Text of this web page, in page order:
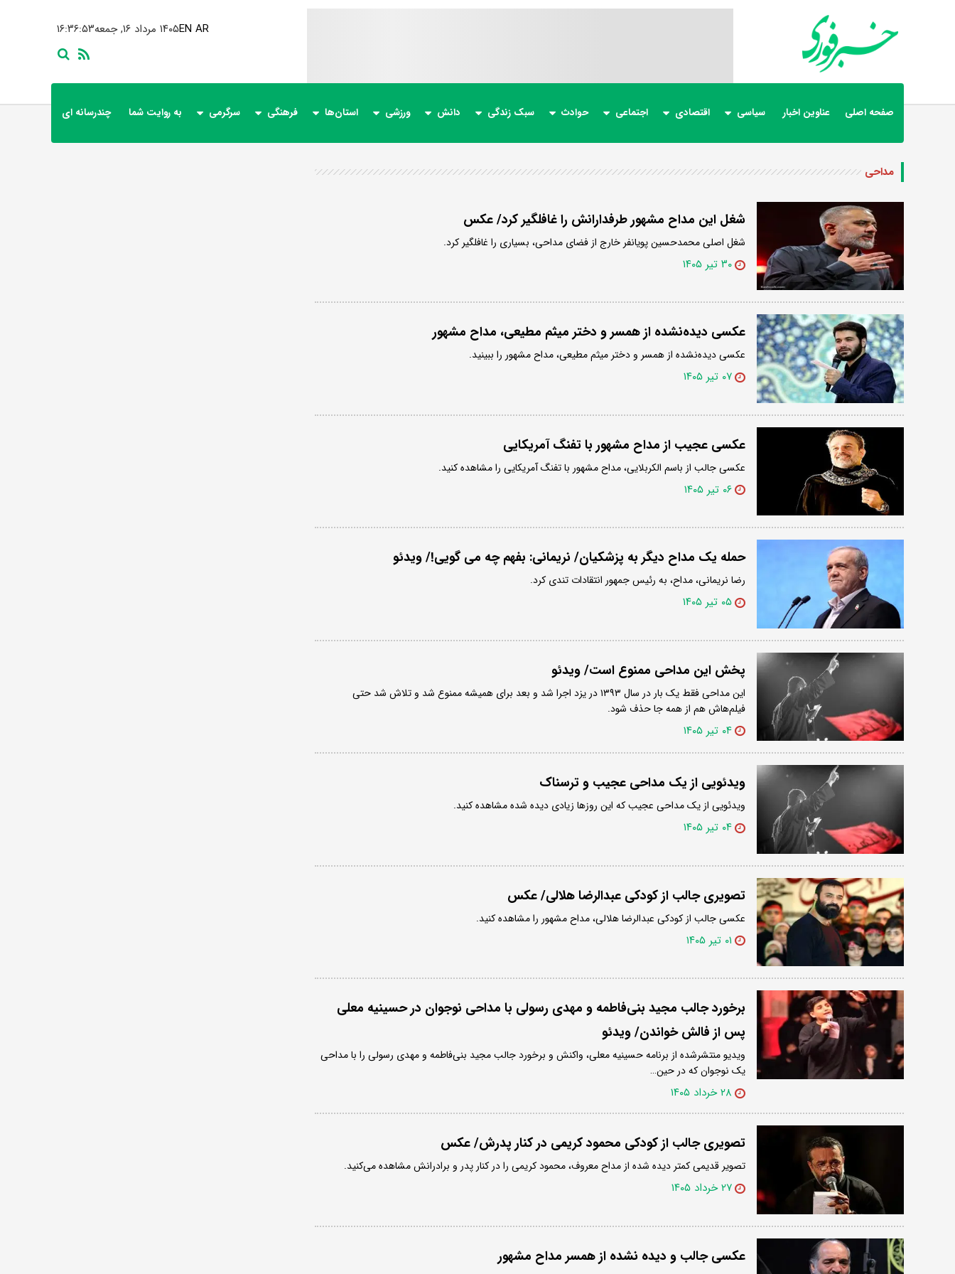
۱۶:۳۶:۵۳ ۱۴۰۵ مرداد ۱۶, جمعهEN AR
صفحه اصلی عناوین اخبار سیاسی اقتصادی اجتماعی حوادث سبک زندگی دانش ورزشی استان‌ها فرهنگی سرگرمی به روایت شما چندرسانه ای
مداحی
شغل این مداح مشهور طرفدارانش را غافلگیر کرد/ عکس
شغل اصلی محمدحسین پویانفر خارج از فضای مداحی، بسیاری را غافلگیر کرد.
۳۰ تیر ۱۴۰۵
عکسی دیده‌نشده از همسر و دختر میثم مطیعی، مداح مشهور
عکسی دیده‌نشده از همسر و دختر میثم مطیعی، مداح مشهور را ببینید.
۰۷ تیر ۱۴۰۵
عکسی عجیب از مداح مشهور با تفنگ آمریکایی
عکسی جالب از باسم الکربلایی، مداح مشهور با تفنگ آمریکایی را مشاهده کنید.
۰۶ تیر ۱۴۰۵
حمله یک مداح دیگر به پزشکیان/ نریمانی: بفهم چه می گویی!/ ویدئو
رضا نریمانی، مداح، به رئیس جمهور انتقادات تندی کرد.
۰۵ تیر ۱۴۰۵
پخش این مداحی ممنوع است/ ویدئو
این مداحی فقط یک بار در سال ۱۳۹۳ در یزد اجرا شد و بعد برای همیشه ممنوع شد و تلاش شد حتی
فیلم‌هاش هم از همه جا حذف شود.
۰۴ تیر ۱۴۰۵
ویدئویی از یک مداحی عجیب و ترسناک
ویدئویی از یک مداحی عجیب که این روزها زیادی دیده شده مشاهده کنید.
۰۴ تیر ۱۴۰۵
تصویری جالب از کودکی عبدالرضا هلالی/ عکس
عکسی جالب از کودکی عبدالرضا هلالی، مداح مشهور را مشاهده کنید.
۰۱ تیر ۱۴۰۵
برخورد جالب مجید بنی‌فاطمه و مهدی رسولی با مداحی نوجوان در حسینیه معلی
پس از فالش خواندن/ ویدئو
ویدیو منتشرشده از برنامه حسینیه معلی، واکنش و برخورد جالب مجید بنی‌فاطمه و مهدی رسولی را با مداحی
یک نوجوان که در حین…
۲۸ خرداد ۱۴۰۵
تصویری جالب از کودکی محمود کریمی در کنار پدرش/ عکس
تصویر قدیمی کمتر دیده شده از مداح معروف، محمود کریمی را در کنار پدر و برادرانش مشاهده می‌کنید.
۲۷ خرداد ۱۴۰۵
عکسی جالب و دیده نشده از همسر مداح مشهور